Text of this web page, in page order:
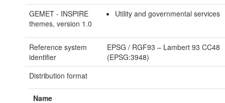
GEMET - INSPIRE
themes, version 1.0
Utility and governmental services
Reference system
identifier
EPSG / RGF93 – Lambert 93 CC48
(EPSG:3948)
Distribution format
Name